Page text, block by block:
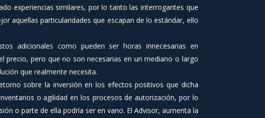
experiencias similares, por lo tanto las interrogantes que
aquellas particularidades que escapan de lo estándar, ello
adicionales como pueden ser horas innecesarias en
precio, pero que no son necesarias en un mediano o largo
que realmente necesita.
sobre la inversión en los efectos positivos que dicha
o agilidad en los procesos de autorización, por lo
o parte de ella podría ser en vano. El Advisor, aumenta la